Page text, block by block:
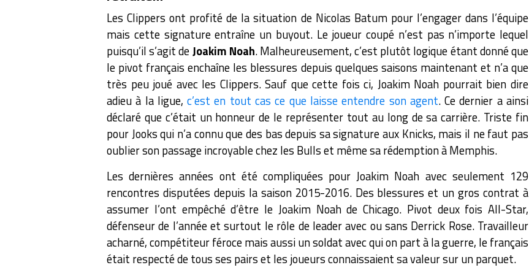
Les Clippers ont profité de la situation de Nicolas Batum pour l’engager dans l’équipe
mais cette signature entraîne un buyout. Le joueur coupé n’est pas n’importe lequel
puisqu’il s’agit deJoakim Noah. Malheureusement, c’est plutôt logique étant donné que
le pivot français enchaîne les blessures depuis quelques saisons maintenant et n’a que
très peu joué avec les Clippers.Sauf que cette fois ci, Joakim Noah pourrait bien dire
adieu à la ligue,c’est en tout cas ce que laisse entendre son agent. Ce dernier a ainsi
déclaré que c’était un honneur de le représenter tout au long de sa carrière. Triste fin
pour Jooks qui n’a connu que des bas depuis sa signature aux Knicks, mais il ne faut pas
oublier son passage incroyable chez les Bulls et même sa rédemption à Memphis.
Les dernières années ont été compliquées pour Joakim Noah avec seulement 129
rencontres disputées depuis la saison 2015-2016. Des blessures et un gros contrat à
assumer l’ont empêché d’être le Joakim Noah de Chicago. Pivot deux fois All-Star,
défenseur de l’année et surtout le rôle de leader avec ou sans Derrick Rose. Travailleur
acharné, compétiteur féroce mais aussi un soldat avec qui on part à la guerre, le français
était respecté de tous ses pairs et les joueurs connaissaient sa valeur sur un parquet.